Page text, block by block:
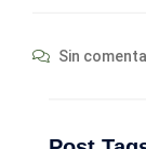
Sin